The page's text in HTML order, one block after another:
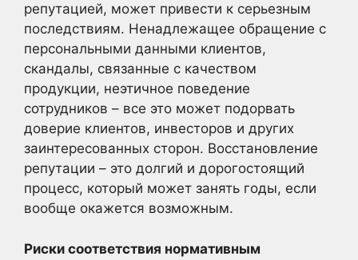
репутацией, может привести к серьезным
последствиям. Ненадлежащее обращение с
персональными данными клиентов,
скандалы, связанные с качеством
продукции, неэтичное поведение
сотрудников – все это может подорвать
доверие клиентов, инвесторов и других
заинтересованных сторон. Восстановление
репутации – это долгий и дорогостоящий
процесс, который может занять годы, если
вообще окажется возможным.
Риски соответствия нормативным